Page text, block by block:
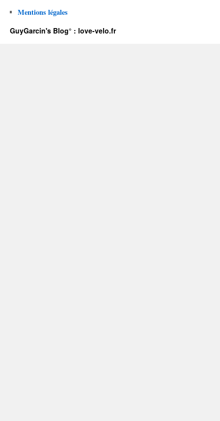
Mentions légales
GuyGarcin's Blog° : love-velo.fr